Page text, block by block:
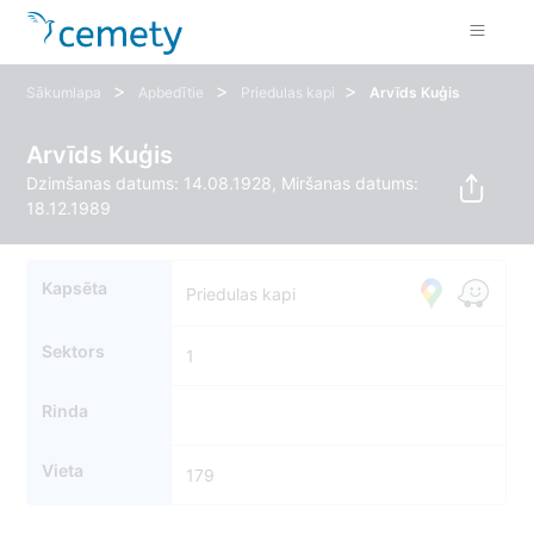
Sākumlapa > Apbedītie > Priedulas kapi > Arvīds Kuģis
Arvīds Kuģis
Dzimšanas datums: 14.08.1928, Miršanas datums:
18.12.1989
Kapsēta Priedulas kapi
Sektors 1
Rinda
Vieta 179